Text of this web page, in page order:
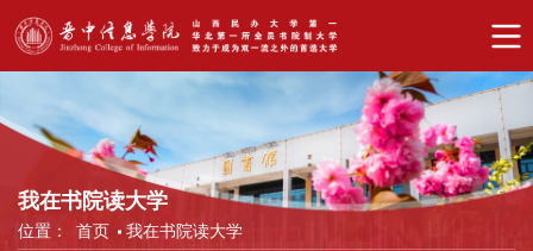
我在书院读大学
位置： 首页 我在书院读大学